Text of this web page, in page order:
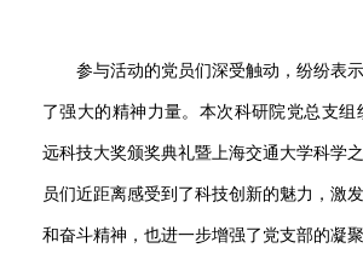
参与活动的党员们深受触动，纷纷表
了强大的精神力量。本次科研院党总支组
远科技大奖颁奖典礼暨上海交通大学科学
员们近距离感受到了科技创新的魅力，激
和奋斗精神，也进一步增强了党支部的凝